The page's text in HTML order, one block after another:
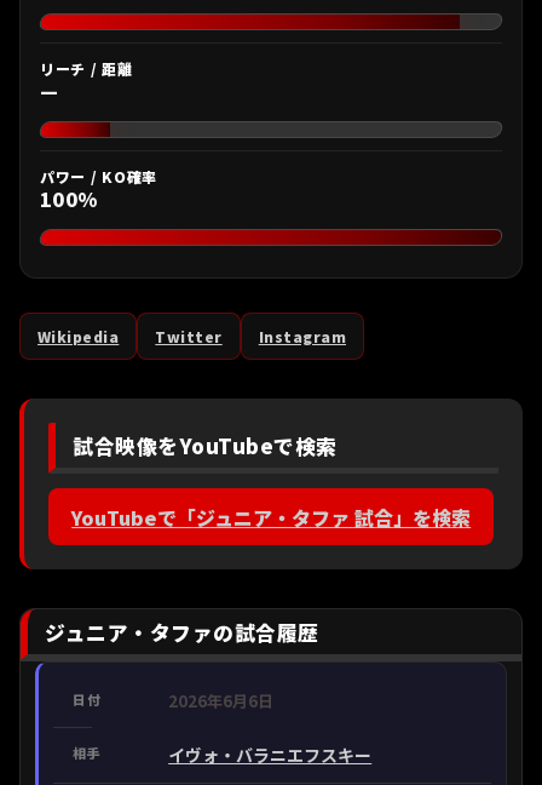
リーチ / 距離
—
パワー / KO確率
100%
Wikipedia Twitter Instagram
試合映像をYouTubeで検索
YouTubeで「ジュニア・タファ 試合」を検索
ジュニア・タファの試合履歴
2026年6月6日
イヴォ・バラニエフスキー